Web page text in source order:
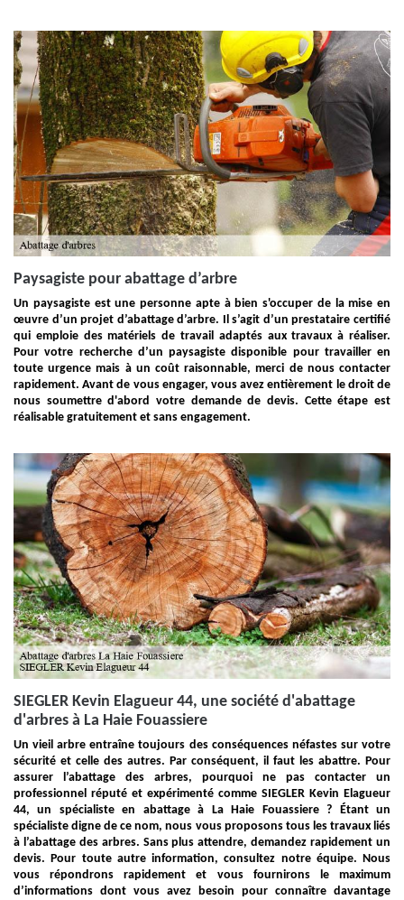
Paysagiste pour abattage d’arbre
Un paysagiste est une personne apte à bien s'occuper de la mise en
œuvre d’un projet d’abattage d’arbre. Il s’agit d’un prestataire certifié
qui emploie des matériels de travail adaptés aux travaux à réaliser.
Pour votre recherche d’un paysagiste disponible pour travailler en
toute urgence mais à un coût raisonnable, merci de nous contacter
rapidement. Avant de vous engager, vous avez entièrement le droit de
nous soumettre d'abord votre demande de devis. Cette étape est
réalisable gratuitement et sans engagement.
SIEGLER Kevin Elagueur 44, une société d'abattage
d'arbres à La Haie Fouassiere
Un vieil arbre entraîne toujours des conséquences néfastes sur votre
sécurité et celle des autres. Par conséquent, il faut les abattre. Pour
assurer l’abattage des arbres, pourquoi ne pas contacter un
professionnel réputé et expérimenté comme SIEGLER Kevin Elagueur
44, un spécialiste en abattage à La Haie Fouassiere ? Étant un
spécialiste digne de ce nom, nous vous proposons tous les travaux liés
à l’abattage des arbres. Sans plus attendre, demandez rapidement un
devis. Pour toute autre information, consultez notre équipe. Nous
vous répondrons rapidement et vous fournirons le maximum
d’informations dont vous avez besoin pour connaître davantage